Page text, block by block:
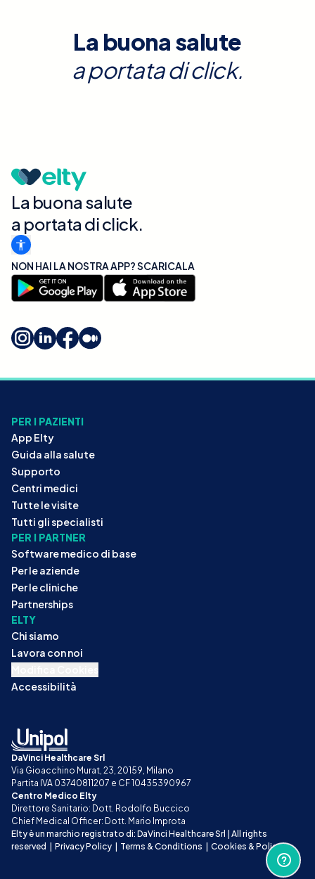
La buona salute
a portata di click.
La buona salute
a portata di click.
NON HAI LA NOSTRA APP? SCARICALA
PER I PAZIENTI
App Elty
Guida alla salute
Supporto
Centri medici
Tutte le visite
Tutti gli specialisti
PER I PARTNER
Software medico di base
Per le aziende
Per le cliniche
Partnerships
ELTY
Chi siamo
Lavora con noi
Accessibilità
DaVinci Healthcare Srl
Via Gioacchino Murat, 23, 20159, Milano
Partita IVA 03740811207 e CF 10435390967
Centro Medico Elty
Direttore Sanitario: Dott. Rodolfo Buccico
Chief Medical Officer: Dott. Mario Improta
Elty è un marchio registrato di: DaVinci Healthcare Srl | All rights
reserved | Privacy Policy | Terms & Conditions | Cookies & Policy